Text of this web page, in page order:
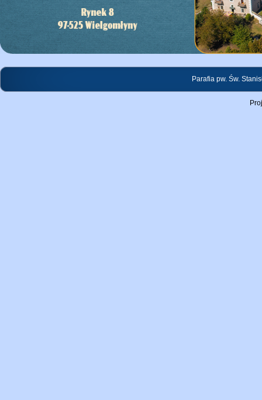
Parafia pw. Św.